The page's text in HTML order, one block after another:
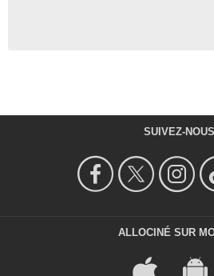
SUIVEZ-NOUS
ALLOCINÉ SUR